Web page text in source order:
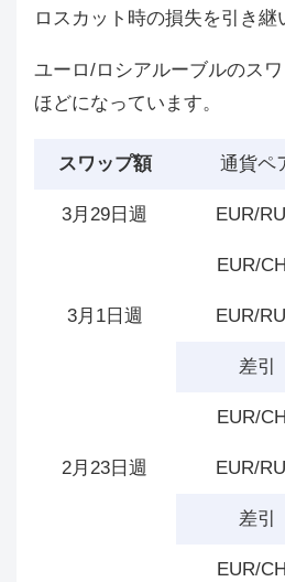
ロスカット時の損失を引き継
ユーロ/ロシアルーブルのス
ほどになっています。
スワップ額 通貨ペ
3月29日週 EUR/
3月1日週
EUR/
EUR/
差引
2月23日週
EUR/
EUR/
差引
EUR/